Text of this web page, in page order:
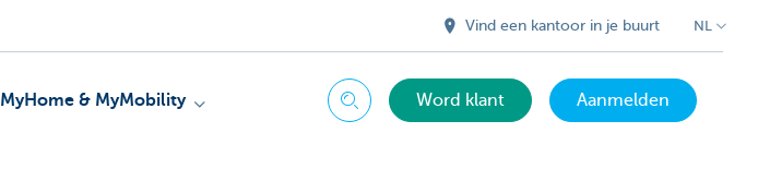
Vind een kantoor in je buurt NL
MyHome & MyMobility Zoeken Word klant Aanmelden